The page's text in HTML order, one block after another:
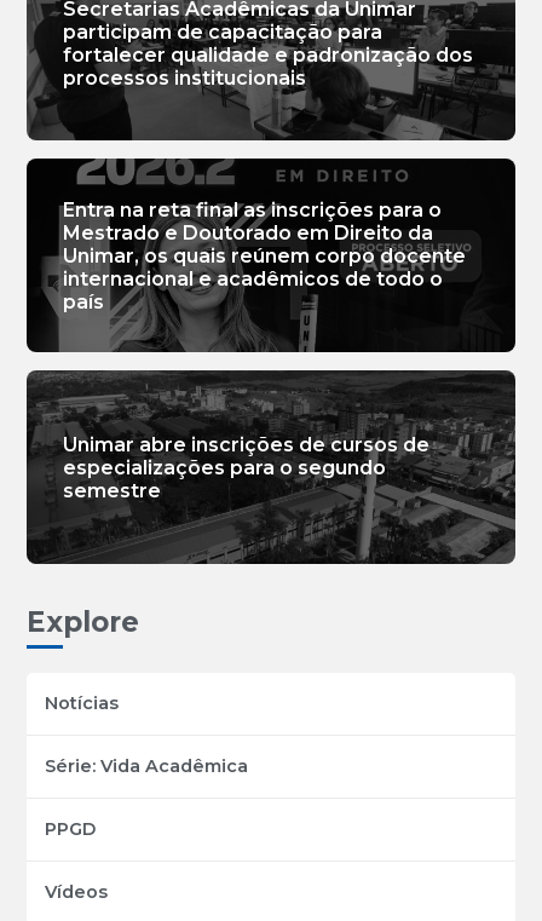
Secretarias Acadêmicas da Unimar
participam de capacitação para
fortalecer qualidade e padronização dos
processos institucionais
Entra na reta final as inscrições para o
Mestrado e Doutorado em Direito da
Unimar, os quais reúnem corpo docente
internacional e acadêmicos de todo o
país
Unimar abre inscrições de cursos de
especializações para o segundo
semestre
Explore
Notícias
Série: Vida Acadêmica
PPGD
Vídeos